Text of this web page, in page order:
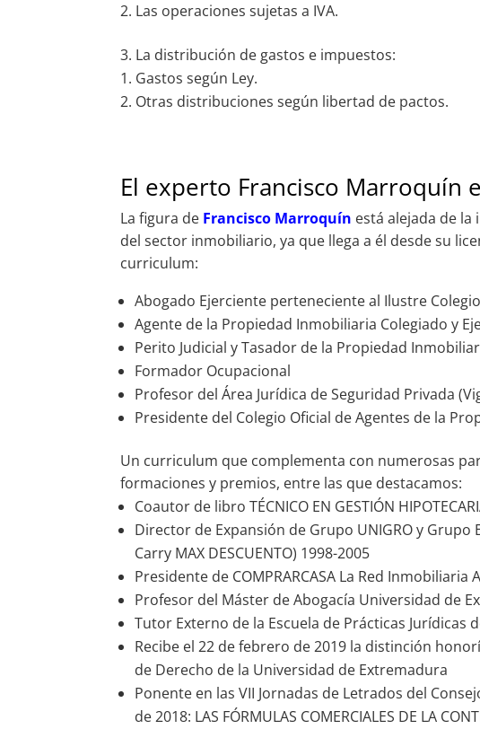
Las operaciones sujetas a IVA.
La distribución de gastos e impuestos:
Gastos según Ley.
Otras distribuciones según libertad de pactos.
El experto Francisco Marroquín
La figura de Francisco Marroquín está alejada de
del sector inmobiliario, ya que llega a él desde su
curriculum:
Abogado Ejerciente perteneciente al Ilustre
Agente de la Propiedad Inmobiliaria Colegiado y
Perito Judicial y Tasador de la Propiedad
Formador Ocupacional
Profesor del Área Jurídica de Seguridad Privada
Presidente del Colegio Oficial de Agentes de la
Un curriculum que complementa con numerosas
formaciones y premios, entre las que destacamos:
Coautor de libro TÉCNICO EN GESTIÓN
Director de Expansión de Grupo UNIGRO y Grupo
Carry MAX DESCUENTO) 1998-2005
Presidente de COMPRARCASA La Red Inmobiliaria
Profesor del Máster de Abogacía Universidad de
Tutor Externo de la Escuela de Prácticas Jurídicas
Recibe el 22 de febrero de 2019 la distinción
de Derecho de la Universidad de Extremadura
Ponente en las VII Jornadas de Letrados del
de 2018: LAS FÓRMULAS COMERCIALES DE LA